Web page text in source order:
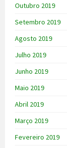
Outubro 2019
Setembro 2019
Agosto 2019
Julho 2019
Junho 2019
Maio 2019
Abril 2019
Março 2019
Fevereiro 2019